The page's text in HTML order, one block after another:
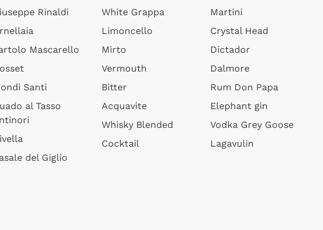
Rinaldi
Mascarello
Santi
al Tasso
del Giglio
White Grappa
Limoncello
Mirto
Vermouth
Bitter
Acquavite
Whisky Blended
Cocktail
Martini
Crystal Head
Dictador
Dalmore
Rum Don Papa
Elephant gin
Vodka Grey Goose
Lagavulin